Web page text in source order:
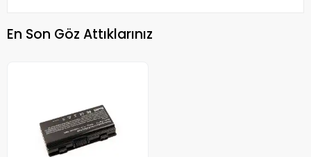
En Son Göz Attıklarınız